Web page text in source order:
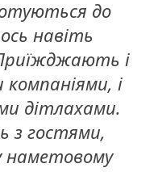
до
навіть
і
і
дітлахами.
з гостями,
наметовому